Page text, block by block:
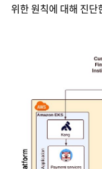
위한 원칙에 대해 진단